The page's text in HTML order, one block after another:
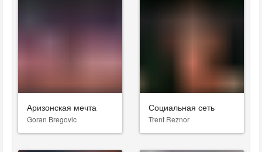
Аризонская мечта
Goran Bregovic
Социальная сеть
Trent Reznor